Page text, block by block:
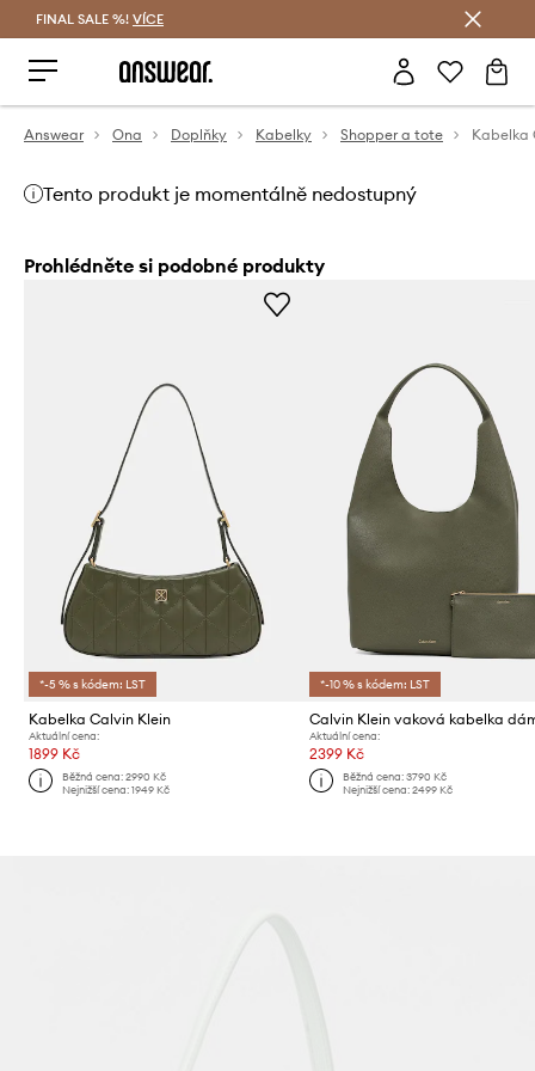
FINAL SALE %! VÍCE
Answear Ona Doplňky Kabelky Shopper a tote Kabelka
Tento produkt je momentálně nedostupný
Prohlédněte si podobné produkty
*-5 % s kódem: LST
Kabelka Calvin Klein
Aktuální cena:
1899 Kč
Běžná cena:2990 Kč
Nejnižší cena:1949 Kč
*-10 % s kódem: LST
Aktuální cena:
2399 Kč
Běžná cena: 3790 Kč
Nejnižší cena: 2499 Kč